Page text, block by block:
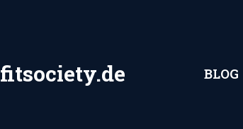
fitsociety.de BLOG